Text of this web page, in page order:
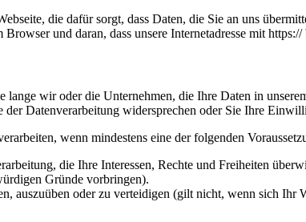
die dafür sorgt, dass Daten, die Sie an uns
und daran, dass unsere Internetadresse mit
wir oder die Unternehmen, die Ihre Daten in
Datenverarbeitung widersprechen oder Sie Ihre
wenn mindestens eine der folgenden
die Ihre Interessen, Rechte und Freiheiten
Gründe vorbringen).
auszuüben oder zu verteidigen (gilt nicht, wenn sich Ihr